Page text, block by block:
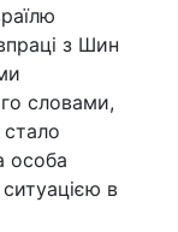
з Шин
словами,
особа
ситуацією в